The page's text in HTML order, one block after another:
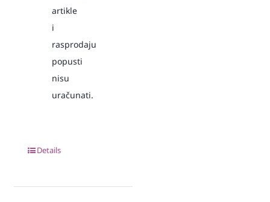
artikle
i
rasprodaju
popusti
nisu
uračunati.
Details